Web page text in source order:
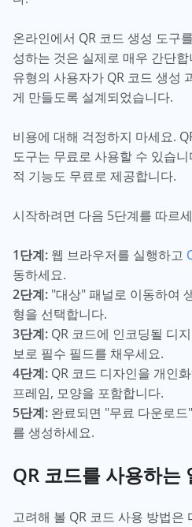
온라인에서 QR 코드 생성 도구
성하는 것은 실제로 매우 간단
유형의 사용자가 QR 코드 생성
게 만들도록 설계되었습니다.
비용에 대해 걱정하지 마세요.
도구는 무료로 사용할 수 있습
적 기능도 무료로 제공합니다.
시작하려면 다음 5단계를 따르
1단계: 웹 브라우저를 실행하고
동하세요.
2단계: "대상" 패널로 이동하여
형을 선택합니다.
3단계: QR 코드에 인코딩될 디
보로 필수 필드를 채우세요.
4단계: QR 코드 디자인을 개인
프레임, 모양을 포함합니다.
5단계: 완료되면 "무료 다운로
를 생성하세요.
QR 코드를 사용하는
고려해 볼 QR 코드 사용 방법은